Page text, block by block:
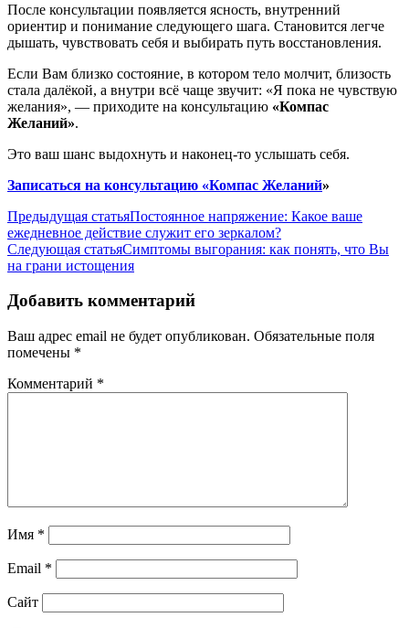
После консультации появляется ясность, внутренний
ориентир и понимание следующего шага. Становится легче
дышать, чувствовать себя и выбирать путь восстановления.
Если Вам близко состояние, в котором тело молчит, близость
стала далёкой, а внутри всё чаще звучит: «Я пока не чувствую
желания», — приходите на консультацию «Компас
Желаний».
Это ваш шанс выдохнуть и наконец-то услышать себя.
Записаться на консультацию «Компас Желаний»
Навигация
по
записям
Предыдущая статьяПостоянное напряжение: Какое ваше
ежедневное действие служит его зеркалом?
Следующая статьяСимптомы выгорания: как понять, что Вы
на грани истощения
Добавить комментарий
Ваш адрес email не будет опубликован. Обязательные поля
помечены *
Комментарий *
Имя *
Email *
Сайт